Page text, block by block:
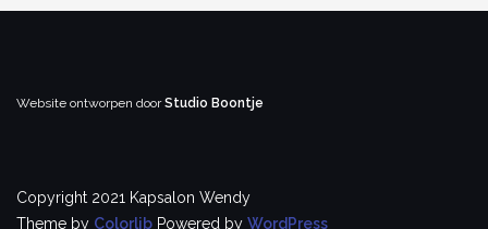
Website ontworpen doorStudio Boontje
Copyright 2021 Kapsalon Wendy
Theme by Colorlib Powered by WordPress